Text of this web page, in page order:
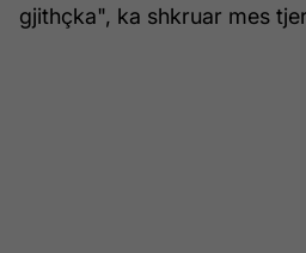
gjithçka", ka shkruar mes